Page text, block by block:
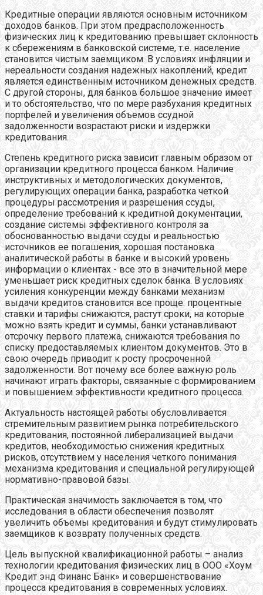
Кредитные операции являются основным источником
доходов банков. При этом предрасположенность
физических лиц к кредитованию превышает склонность
к сбережениям в банковской системе, т.е. население
становится чистым заемщиком. В условиях инфляции и
нереальности создания надежных накоплений, кредит
является единственным источником денежных средств.
С другой стороны, для банков большое значение имеет
и то обстоятельство, что по мере разбухания кредитных
портфелей и увеличения объемов ссудной
задолженности возрастают риски и издержки
кредитования.
Степень кредитного риска зависит главным образом от
организации кредитного процесса банком. Наличие
инструктивных и методологических документов,
регулирующих операции банка, разработка четкой
процедуры рассмотрения и разрешения ссуды,
определение требований к кредитной документации,
создание системы эффективного контроля за
обоснованностью выдачи ссуды и реальностью
источников ее погашения, хорошая постановка
аналитической работы в банке и высокий уровень
информации о клиентах - все это в значительной мере
уменьшает риск кредитных сделок банка. В условиях
усиления конкуренции между банками механизм
выдачи кредитов становится все проще: процентные
ставки и тарифы снижаются, растут сроки, на которые
можно взять кредит и суммы, банки устанавливают
отсрочку первого платежа, снижаются требования по
списку предоставляемых клиентом документов. Это в
свою очередь приводит к росту просроченной
задолженности. Вот почему все более важную роль
начинают играть факторы, связанные с формированием
и повышением эффективности кредитного процесса.
Актуальность настоящей работы обусловливается
стремительным развитием рынка потребительского
кредитования, постоянной либерализацией выдачи
кредитов, необходимостью снижения кредитных
рисков, отсутствием у населения четкого понимания
механизма кредитования и специальной регулирующей
нормативно-правовой базы.
Практическая значимость заключается в том, что
исследования в области обеспечения позволят
увеличить объемы кредитования и будут стимулировать
заемщиков к возврату полученных средств.
Цель выпускной квалификационной работы – анализ
технологии кредитования физических лиц в ООО «Хоум
Кредит энд Финанс Банк» и совершенствование
процесса кредитования в современных условиях.